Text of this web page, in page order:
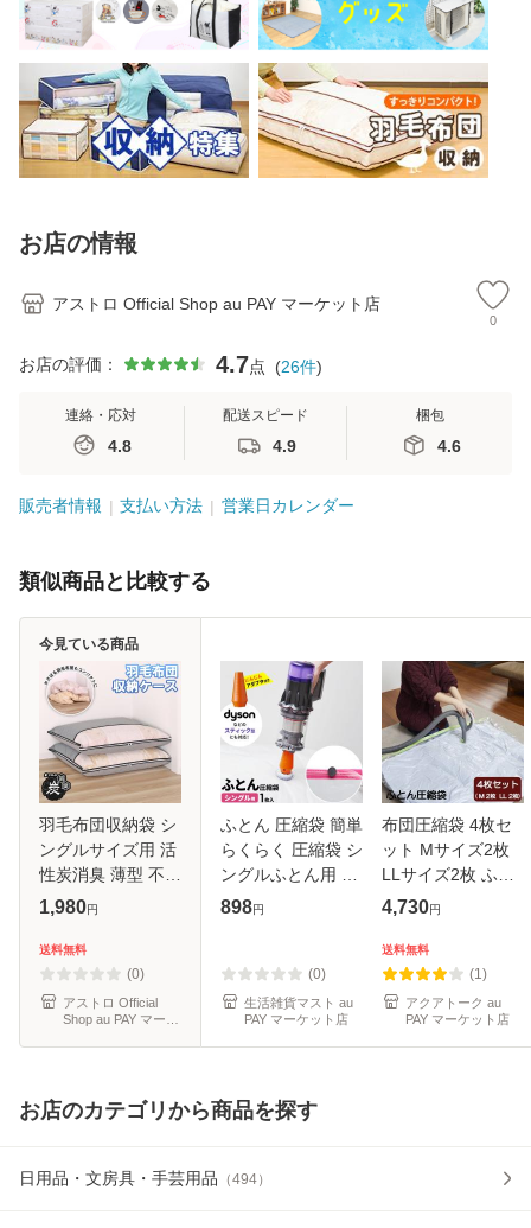
お店の情報
アストロ Official Shop au PAY マーケット店
0
お店の評価： 4.7点 (26件)
連絡・応対
4.8
配送スピード
4.9
梱包
4.6
販売者情報 支払い方法 営業日カレンダー
類似商品と比較する
羽毛布団収納袋 シ
ングルサイズ用 活
性炭消臭 薄型 不織
布 収納ケース グレ
ト アストロ 171-
05
1,980円
送料無料
(0)
アストロ Official
Shop au PAY マーケ
今見ている商品
ふとん 圧縮袋 簡単
らくらく 圧縮袋 シ
ングルふとん用 1
枚入 KR-001 ｜ 布
掃除機 スティック
対応 ア
898円
(0)
生活雑貨マスト au
PAY マーケット店
布団圧縮袋 4枚セ
ット Mサイズ2枚
LLサイズ2枚 ふと
ん圧縮袋 バルブ式
4,730円
送料無料
(1)
アクアトーク au
PAY マーケット店
お店のカテゴリから商品を探す
日用品・文房具・手芸用品 （494）